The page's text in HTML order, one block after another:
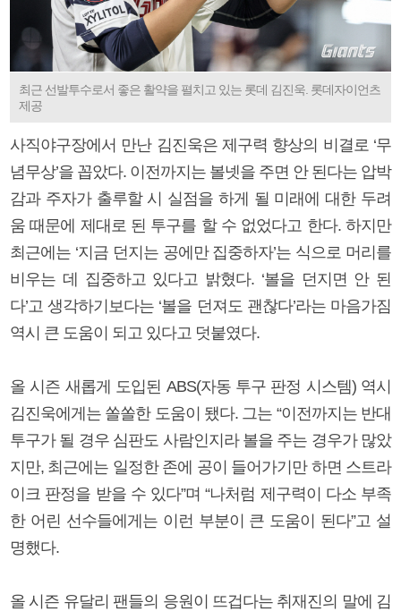
최근 선발투수로서 좋은 활약을 펼치고 있는 롯데 김진욱. 롯데자이언츠
제공
사직야구장에서 만난 김진욱은 제구력 향상의 비결로 ‘무
념무상’을 꼽았다. 이전까지는 볼넷을 주면 안 된다는 압박
감과 주자가 출루할 시 실점을 하게 될 미래에 대한 두려
움 때문에 제대로 된 투구를 할 수 없었다고 한다. 하지만
최근에는 ‘지금 던지는 공에만 집중하자’는 식으로 머리를
비우는 데 집중하고 있다고 밝혔다. ‘볼을 던지면 안 된
다’고 생각하기보다는 ‘볼을 던져도 괜찮다’라는 마음가짐
역시 큰 도움이 되고 있다고 덧붙였다.
올 시즌 새롭게 도입된 ABS(자동 투구 판정 시스템) 역시
김진욱에게는 쏠쏠한 도움이 됐다. 그는 “이전까지는 반대
투구가 될 경우 심판도 사람인지라 볼을 주는 경우가 많았
지만, 최근에는 일정한 존에 공이 들어가기만 하면 스트라
이크 판정을 받을 수 있다”며 “나처럼 제구력이 다소 부족
한 어린 선수들에게는 이런 부분이 큰 도움이 된다”고 설
명했다.
올 시즌 유달리 팬들의 응원이 뜨겁다는 취재진의 말에 김